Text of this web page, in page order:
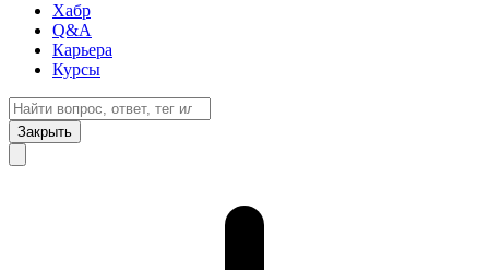
Хабр
Q&A
Карьера
Курсы
Закрыть